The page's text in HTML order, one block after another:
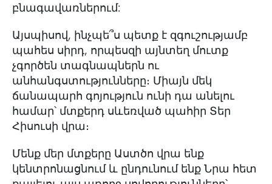
բնագավառներում:
Այսպիսով, ինչպե՞ս պետք է զգուշությամբ
պահես սիրդ, որպեսզի այնտեղ մուտք
չգործեն տագնապներն ու
անհանգստությունները։ Միայն մեկ
ճանապարհ գոյություն ունի դա անելու
համար՝ մտքերդ սևեռված պահիր Տեր
Հիսուսի վրա։
Մենք մեր մտքերը Աստծո վրա ենք
կենտրոնացնում և ընդունում ենք Նրա հետ